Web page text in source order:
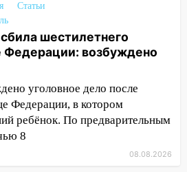
накрыл крупный град:
снова уходит под
взяла на контроль
ребёнком на улице
сбила
на улице
уголовное дело
Статьи
шестилетнего
Федерации: возбуждено
уголовное дело после
Федерации, в котором
ребёнок. По предварительным
8
08.08.2026